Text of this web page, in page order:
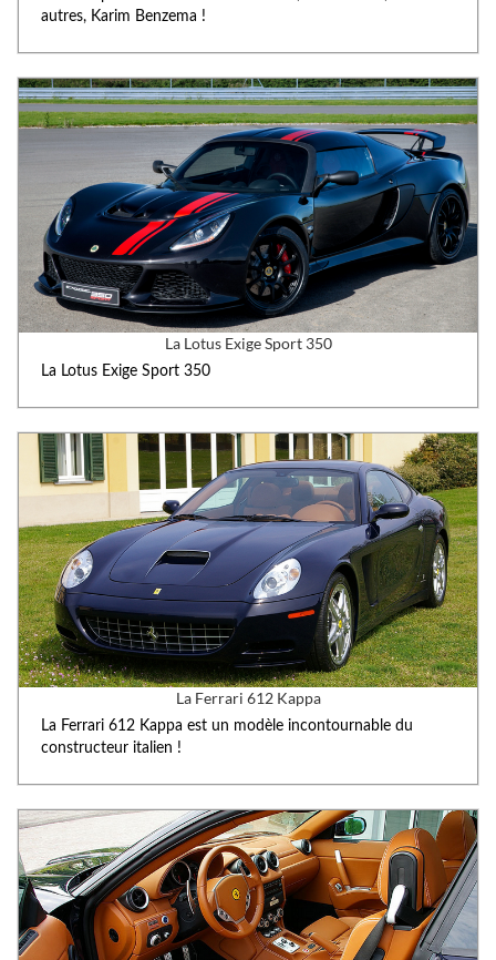
autres, Karim Benzema !
La Lotus Exige Sport 350
La Lotus Exige Sport 350
La Ferrari 612 Kappa
La Ferrari 612 Kappa est un modèle incontournable du
constructeur italien !